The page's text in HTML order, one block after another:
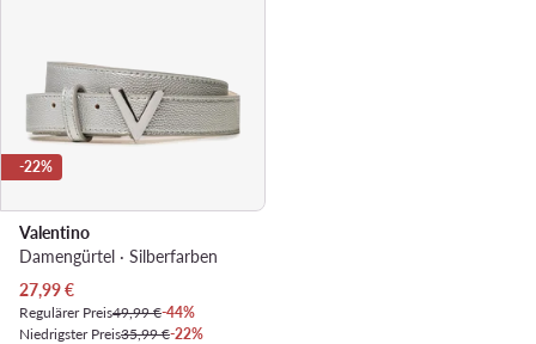
-22%
Valentino
Damengürtel · Silberfarben
Aktueller Preis
27,99€
Regulärer Preis49,99 €-44%
Niedrigster Preis35,99 €-22%